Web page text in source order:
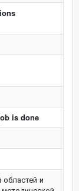
is done
и